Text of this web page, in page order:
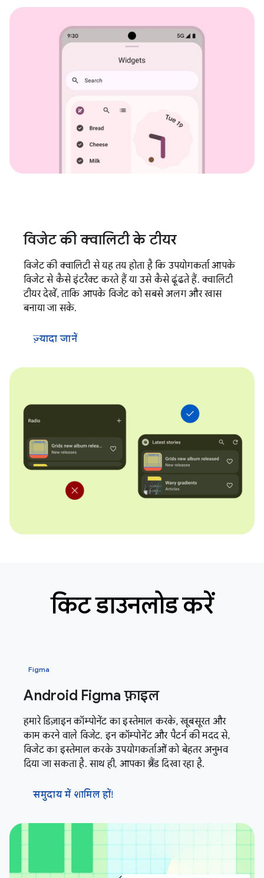
विजेट की क्वालिटी के टीयर
विजेट की क्वालिटी से यह तय होता है कि उपयोगकर्ता आपके
विजेट से कैसे इंटरैक्ट करते हैं या उसे कैसे ढूंढते हैं. क्वालिटी
टीयर देखें, ताकि आपके विजेट को सबसे अलग और खास
बनाया जा सके.
ज़्यादा जानें
किट डाउनलोड करें
Figma
Android Figma फ़ाइल
हमारे डिज़ाइन कॉम्पोनेंट का इस्तेमाल करके, खूबसूरत और
काम करने वाले विजेट. इन कॉम्पोनेंट और पैटर्न की मदद से,
विजेट का इस्तेमाल करके उपयोगकर्ताओं को बेहतर अनुभव
दिया जा सकता है. साथ ही, आपका ब्रैंड दिखा रहा है.
समुदाय में शामिल हों!